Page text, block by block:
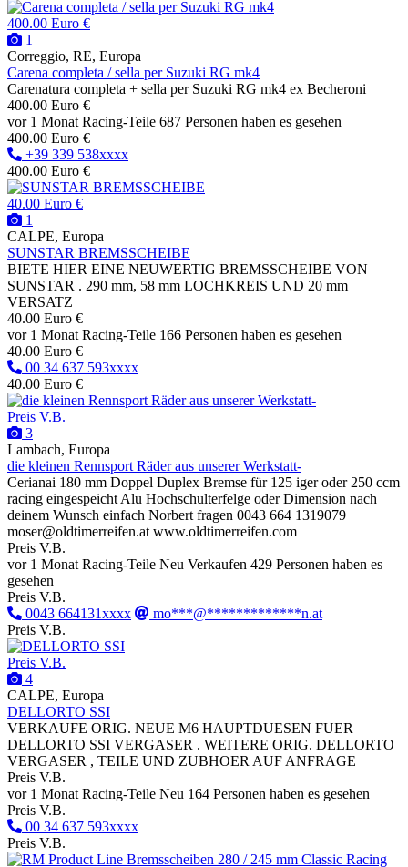
400.00 Euro €
1
Correggio, RE, Europa
Carena completa / sella per Suzuki RG mk4
Carenatura completa + sella per Suzuki RG mk4 ex Becheroni
400.00 Euro €
vor 1 Monat Racing-Teile 687 Personen haben es gesehen
400.00 Euro €
+39 339 538xxxx
400.00 Euro €
40.00 Euro €
1
CALPE, Europa
SUNSTAR BREMSSCHEIBE
BIETE HIER EINE NEUWERTIG BREMSSCHEIBE VON
SUNSTAR . 290 mm, 58 mm LOCHKREIS UND 20 mm
VERSATZ
40.00 Euro €
vor 1 Monat Racing-Teile 166 Personen haben es gesehen
40.00 Euro €
00 34 637 593xxxx
40.00 Euro €
Preis V.B.
3
Lambach, Europa
die kleinen Rennsport Räder aus unserer Werkstatt-
Cerianai 180 mm Doppel Duplex Bremse für 125 iger oder 250 ccm
racing eingespeicht Alu Hochschulterfelge oder Dimension nach
deinem Wunsch einfach Norbert fragen 0043 664 1319079
moser@oldtimerreifen.at www.oldtimerreifen.com
Preis V.B.
vor 1 Monat Racing-Teile Neu Verkaufen 429 Personen haben es
gesehen
Preis V.B.
0043 664131xxxx
mo***@*************n.at
Preis V.B.
Preis V.B.
4
CALPE, Europa
DELLORTO SSI
VERKAUFE ORIG. NEUE M6 HAUPTDUESEN FUER
DELLORTO SSI VERGASER . WEITERE ORIG. DELLORTO
VERGASER , TEILE UND ZUBHOER AUF ANFRAGE
Preis V.B.
vor 1 Monat Racing-Teile Neu 164 Personen haben es gesehen
Preis V.B.
00 34 637 593xxxx
Preis V.B.